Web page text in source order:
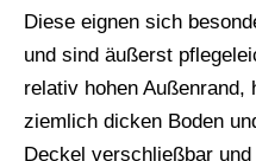
Diese eignen sich
und sind äußerst
relativ hohen Außenrand,
ziemlich dicken Boden
Deckel verschließbar